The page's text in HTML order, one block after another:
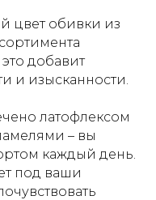
цвет обивки из
добавит
и изысканности.
латофлексом
– вы
каждый день.
под ваши